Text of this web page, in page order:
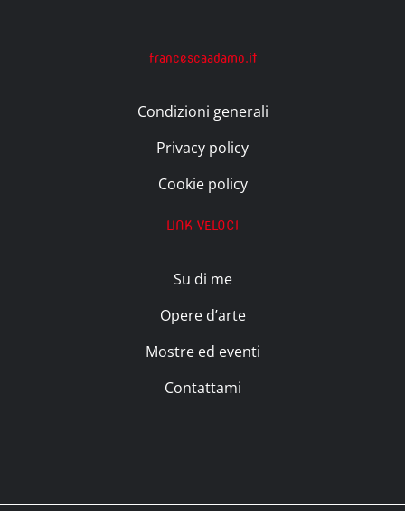
francescaadamo.it
Condizioni generali
Privacy policy
Cookie policy
LINK VELOCI
Su di me
Opere d’arte
Mostre ed eventi
Contattami